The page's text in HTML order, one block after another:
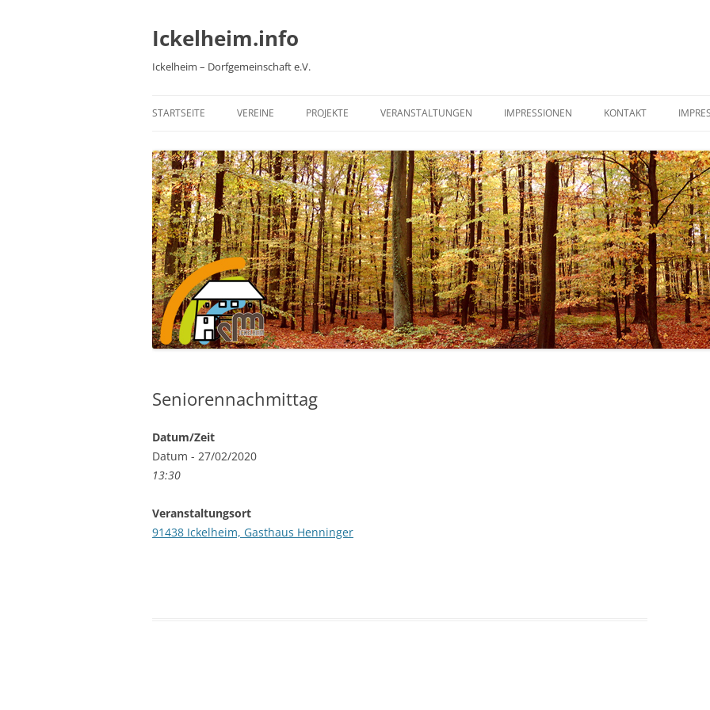
springen
Ickelheim.info
Ickelheim – Dorfgemeinschaft e.V.
STARTSEITE VEREINE PROJEKTE VERANSTALTUNGEN IMPRESSIONEN KONTAKT
Seniorennachmittag
Datum/Zeit
Datum - 27/02/2020
13:30
Veranstaltungsort
91438 Ickelheim, Gasthaus Henninger